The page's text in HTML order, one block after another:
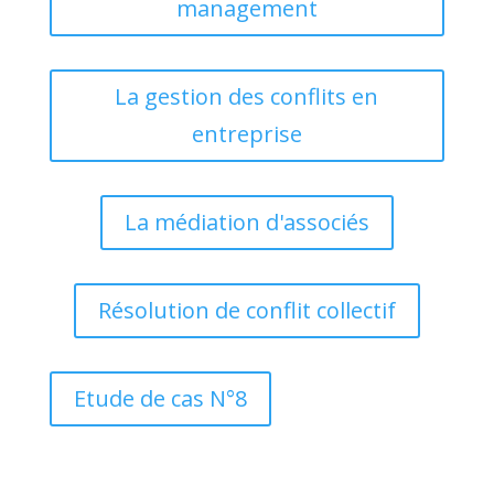
management
La gestion des conflits en
entreprise
La médiation d'associés
Résolution de conflit collectif
Etude de cas N°8